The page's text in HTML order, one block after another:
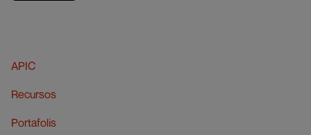
APIC
Recursos
Portafolis